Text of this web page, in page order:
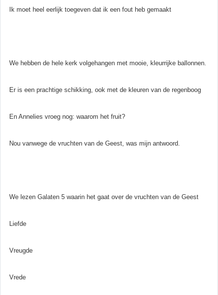
Ik moet heel eerlijk toegeven dat ik een fout heb gemaakt
We hebben de hele kerk volgehangen met mooie, kleurrijke ballonnen.
Er is een prachtige schikking, ook met de kleuren van de regenboog
En Annelies vroeg nog: waarom het fruit?
Nou vanwege de vruchten van de Geest, was mijn antwoord.
We lezen Galaten 5 waarin het gaat over de vruchten van de Geest
Liefde
Vreugde
Vrede